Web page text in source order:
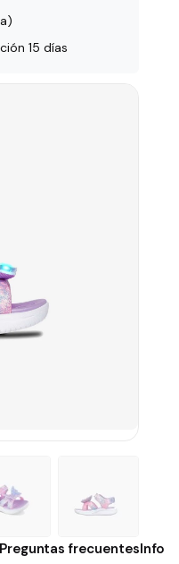
15 días
Preguntas frecuentes